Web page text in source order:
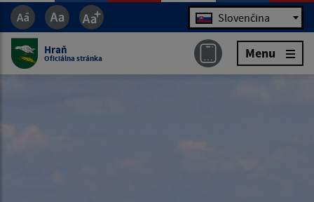
Jazyk Slovenčina
Hraň
Oficiálna stránka Menu